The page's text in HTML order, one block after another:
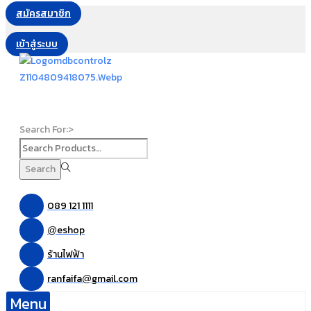
สมัครสมาชิก
เข้าสู่ระบบ
Search For:>
Search
089 121 1111
@eshop
ร้านไฟฟ้า
ranfaifa@gmail.com
Menu